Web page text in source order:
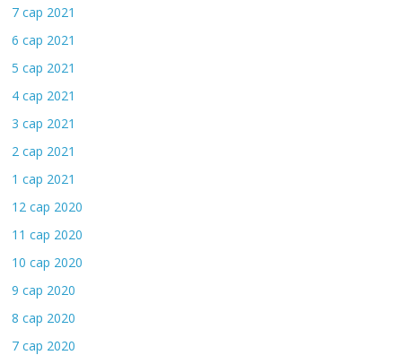
7 сар 2021
6 сар 2021
5 сар 2021
4 сар 2021
3 сар 2021
2 сар 2021
1 сар 2021
12 сар 2020
11 сар 2020
10 сар 2020
9 сар 2020
8 сар 2020
7 сар 2020